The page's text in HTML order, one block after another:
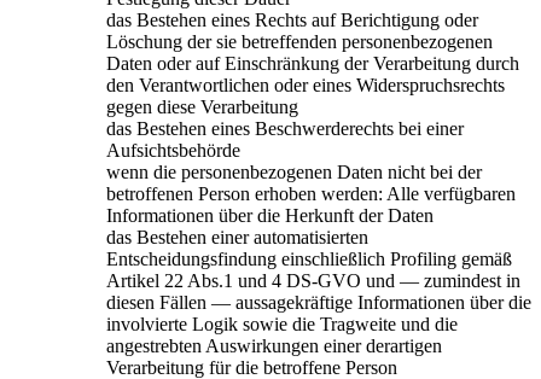
das Bestehen eines Rechts auf Berichtigung oder
Löschung der sie betreffenden personenbezogenen
Daten oder auf Einschränkung der Verarbeitung durch
den Verantwortlichen oder eines Widerspruchsrechts
gegen diese Verarbeitung
das Bestehen eines Beschwerderechts bei einer
Aufsichtsbehörde
wenn die personenbezogenen Daten nicht bei der
betroffenen Person erhoben werden: Alle verfügbaren
Informationen über die Herkunft der Daten
das Bestehen einer automatisierten
Entscheidungsfindung einschließlich Profiling gemäß
Artikel 22 Abs.1 und 4 DS-GVO und — zumindest in
diesen Fällen — aussagekräftige Informationen über die
involvierte Logik sowie die Tragweite und die
angestrebten Auswirkungen einer derartigen
Verarbeitung für die betroffene Person